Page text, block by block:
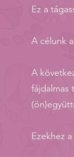
Ez a
A célunk
A
fájdalmas
Ezekhez